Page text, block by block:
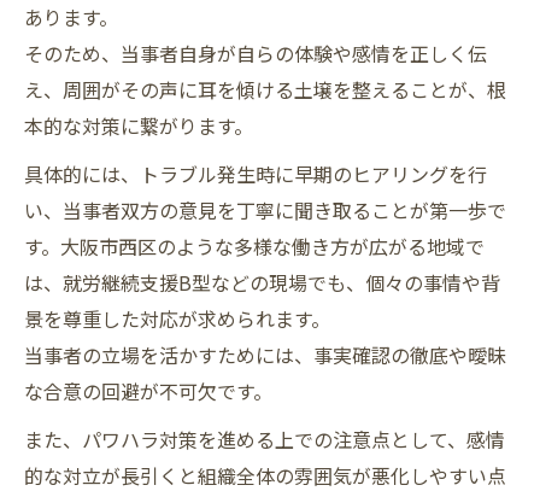
あります。
そのため、当事者自身が自らの体験や感情を正しく伝
え、周囲がその声に耳を傾ける土壌を整えることが、根
本的な対策に繋がります。
具体的には、トラブル発生時に早期のヒアリングを行
い、当事者双方の意見を丁寧に聞き取ることが第一歩で
す。大阪市西区のような多様な働き方が広がる地域で
は、就労継続支援B型などの現場でも、個々の事情や背
景を尊重した対応が求められます。
当事者の立場を活かすためには、事実確認の徹底や曖昧
な合意の回避が不可欠です。
また、パワハラ対策を進める上での注意点として、感情
的な対立が長引くと組織全体の雰囲気が悪化しやすい点